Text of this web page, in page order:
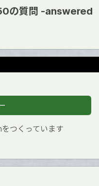
の質問 -answered
つくっています